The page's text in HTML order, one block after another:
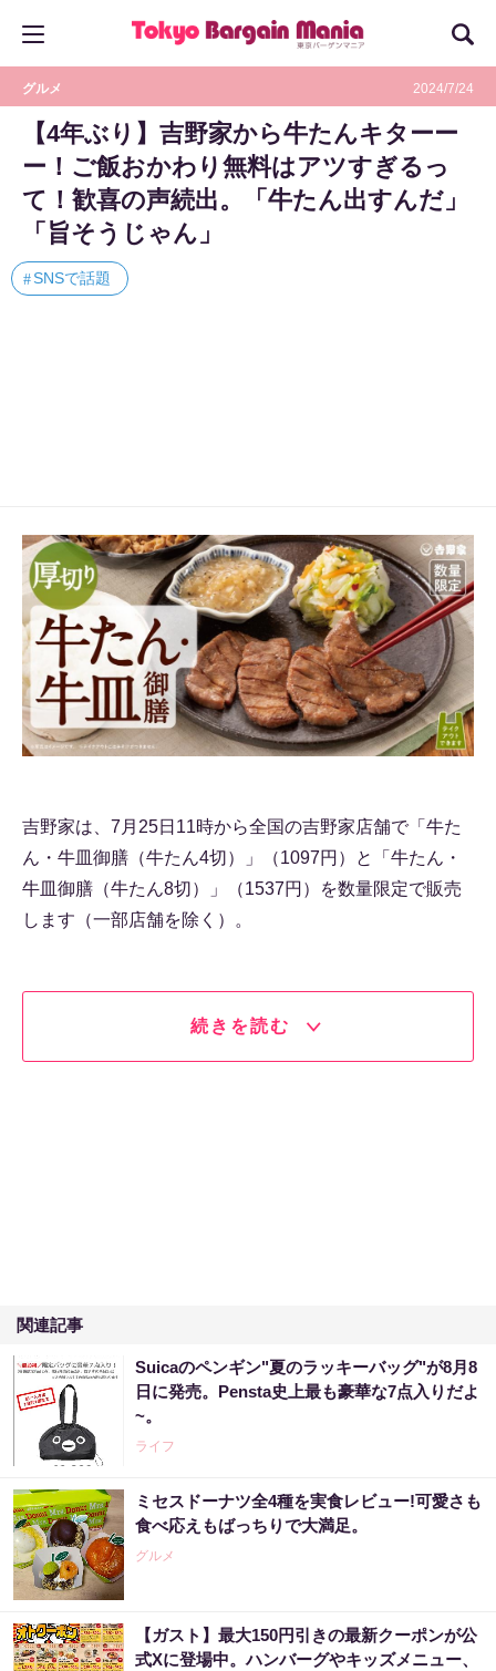
グルメ 2024/7/24
【4年ぶり】吉野家から牛たんキターー
ー！ご飯おかわり無料はアツすぎるっ
て！歓喜の声続出。「牛たん出すんだ」
「旨そうじゃん」
SNSで話題
吉野家は、7月25日11時から全国の吉野家店舗で「牛た
ん・牛皿御膳（牛たん4切）」（1097円）と「牛たん・
牛皿御膳（牛たん8切）」（1537円）を数量限定で販売
します（一部店舗を除く）。
続きを読む
関連記事
Suicaのペンギン"夏のラッキーバッグ"が8月8
日に発売。Pensta史上最も豪華な7点入りだよ
~。
ライフ
ミセスドーナツ全4種を実食レビュー!可愛さも
食べ応えもばっちりで大満足。
グルメ
【ガスト】最大150円引きの最新クーポンが公
式Xに登場中。ハンバーグやキッズメニュー、